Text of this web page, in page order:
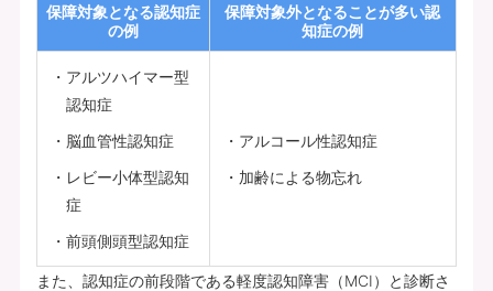
保障対象となる認知症
の例
保障対象外となることが多い認
知症の例
アルツハイマー型
認知症
脳血管性認知症
レビー小体型認知
症
前頭側頭型認知症
アルコール性認知症
加齢による物忘れ
また、認知症の前段階である軽度認知障害（MCI）と診断さ